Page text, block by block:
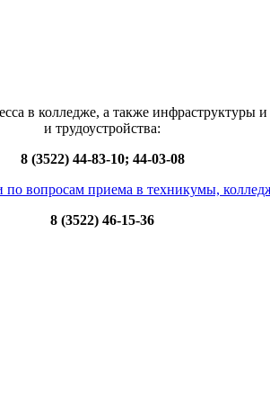
в колледже, а также
и трудоустройства:
8 (3522) 44-83-10; 44-03-08
вопросам приема в техникумы,
8 (3522) 46-15-36